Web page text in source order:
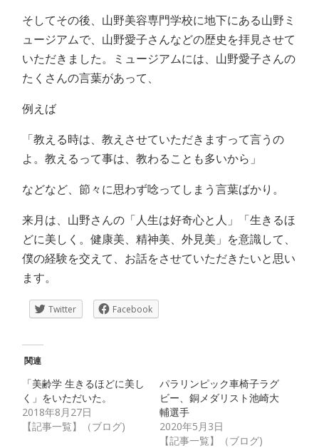
そしてその後、山野美容専門学校に地下にある山野ミ
ュージアムで、山野愛子さんなどの歴史を拝見させて
いただきました。ミュージアムには、山野愛子さんの
たくさんの言葉があって、
例えば
「教える時は、教えさせていただきますって言うの
よ。教えるって事は、教わることも多いから」
などなど、節々に思わず唸ってしまう言葉ばかり。
来月は、山野さんの「人生は好奇心と人」「生きるほ
どに美しく。健康美、精神美、外見美」を意識して、
僕の経験を交えて、お話をさせていただきたいと思い
ます。
Twitter Facebook
関連
「美齢学 生きるほどに美し
く」をいただいた。
2018年8月27日
【記事一覧】（ブログ)
パラリンピック車椅子ラグ
ビー、銅メダリスト池崎大
輔選手
2020年5月3日
【記事一覧】（ブログ)